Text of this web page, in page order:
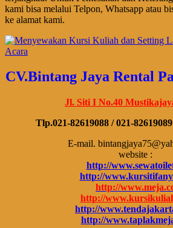
kami bisa melalui Telpon, Whatsapp atau
ke alamat kami.
CV.Bintang Jaya Rental
Jl. Siti I No.40
Tlp.021-82619088 / 021-
E-mail.
website :
http://
http://
http://
http://
http://
http://